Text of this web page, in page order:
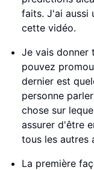
faits. J'ai aussi
cette vidéo.
Je vais donner
pouvez
dernier est
personne
chose sur
assurer d'être
tous les autres
La première